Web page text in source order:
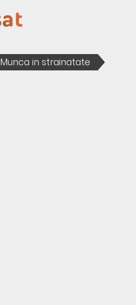
Munca in strainatate